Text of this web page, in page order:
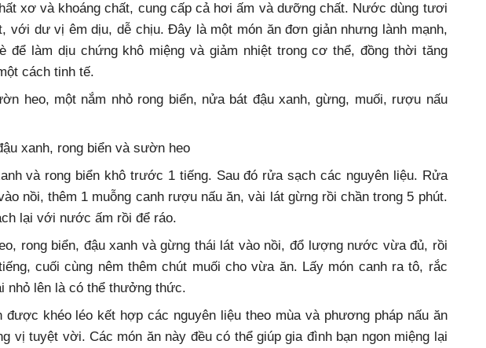
xơ và khoáng chất, cung cấp cả hơi ấm và dưỡng chất. Nước dùng tươi
với dư vị êm dịu, dễ chịu. Đây là một món ăn đơn giản nhưng lành mạnh,
để làm dịu chứng khô miệng và giảm nhiệt trong cơ thể, đồng thời tăng
cách tinh tế.
heo, một nắm nhỏ rong biển, nửa bát đậu xanh, gừng, muối, rượu nấu
xanh, rong biển và sườn heo
và rong biển khô trước 1 tiếng. Sau đó rửa sạch các nguyên liệu. Rửa
nồi, thêm 1 muỗng canh rượu nấu ăn, vài lát gừng rồi chần trong 5 phút.
lại với nước ấm rồi để ráo.
rong biển, đậu xanh và gừng thái lát vào nồi, đổ lượng nước vừa đủ, rồi
cuối cùng nêm thêm chút muối cho vừa ăn. Lấy món canh ra tô, rắc
nhỏ lên là có thể thưởng thức.
được khéo léo kết hợp các nguyên liệu theo mùa và phương pháp nấu ăn
vị tuyệt vời. Các món ăn này đều có thể giúp gia đình bạn ngon miệng lại